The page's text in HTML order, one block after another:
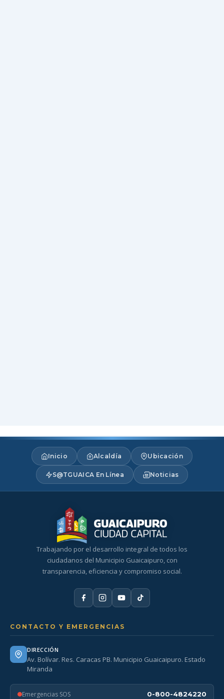
Inicio Alcaldía Ubicación
S@TGUAICA En Línea Noticias
Trabajando por el desarrollo integral de todos los
ciudadanos del Municipio Guaicaipuro, con
transparencia, eficiencia y compromiso social.
CONTACTO Y EMERGENCIAS
DIRECCIÓN
Av. Bolívar. Res. Caracas PB. Municipio Guaicaipuro. Estado
Miranda
Emergencias SOS 0-800-4824220